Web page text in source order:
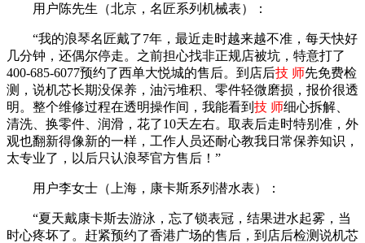
用户陈先生（北京，名匠系列机械表）：
“我的浪琴名匠戴了7年，最近走时越来越不准，每天快好
几分钟，还偶尔停走。之前担心找非正规店被坑，特意打了
400-685-6077预约了西单大悦城的售后。到店后技 师先免费检
测，说机芯长期没保养，油污堆积、零件轻微磨损，报价很透
明。整个维修过程在透明操作间，我能看到 技 师细心拆解、
清洗、换零件、润滑，花了10天左右。取表后走时特别准，外
观也翻新得像新的一样，工作人员还耐心教我日常保养知识，
太专业了，以后只认浪琴官方售后！”
用户李女士（上海，康卡斯系列潜水表）：
“夏天戴康卡斯去游泳，忘了锁表冠，结果进水起雾，当
时心疼坏了。赶紧预约了香港广场的售后，到店后检测说机芯